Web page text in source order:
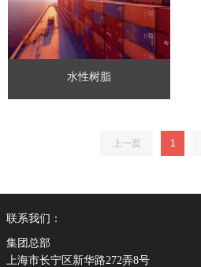
水性树脂
上一页 1
联系我们：
集团总部
上海市长宁区新华路272弄8号